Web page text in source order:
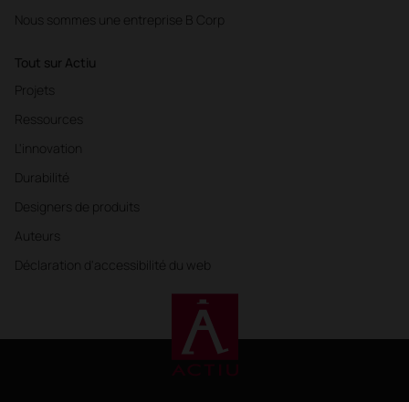
Nous sommes une entreprise B Corp
Tout sur Actiu
Projets
Ressources
L'innovation
Durabilité
Designers de produits
Auteurs
Déclaration d'accessibilité du web